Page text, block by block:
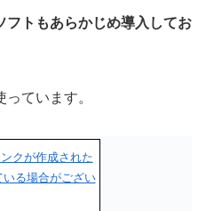
フトもあらかじめ導入してお
ています。